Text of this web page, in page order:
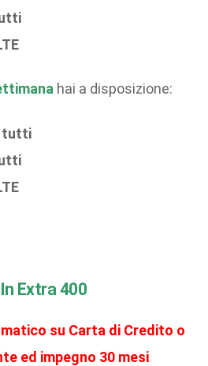
hai a disposizione:
tutti
Extra 400
su Carta di Credito o
ed impegno 30 mesi